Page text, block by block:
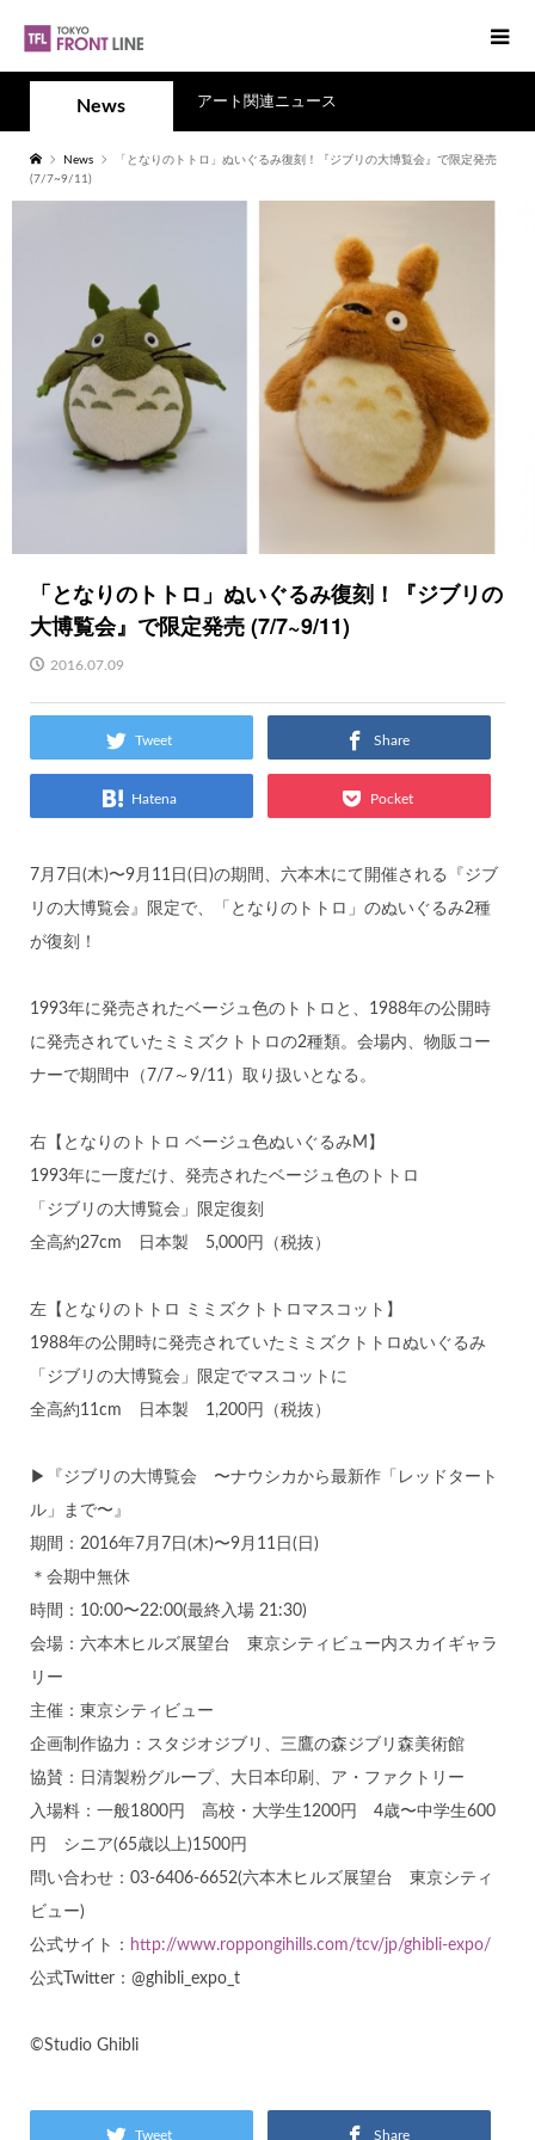
News アート関連ニュース
News
「となりのトトロ」ぬいぐるみ復刻！『ジブリの大博覧会』で限定発売
(7/7~9/11)
「となりのトトロ」ぬいぐるみ復刻！『ジブリの
大博覧会』で限定発売 (7/7~9/11)
2016.07.09
Tweet Share
Hatena Pocket
7月7日(木)〜9月11日(日)の期間、六本木にて開催される『ジブ
リの大博覧会』限定で、「となりのトトロ」のぬいぐるみ2種
が復刻！
1993年に発売されたベージュ色のトトロと、1988年の公開時
に発売されていたミミズクトトロの2種類。会場内、物販コー
ナーで期間中（7/7～9/11）取り扱いとなる。
右【となりのトトロ ベージュ色ぬいぐるみM】
1993年に一度だけ、発売されたベージュ色のトトロ
「ジブリの大博覧会」限定復刻
全高約27cm 日本製 5,000円（税抜）
左【となりのトトロ ミミズクトトロマスコット】
1988年の公開時に発売されていたミミズクトトロぬいぐるみ
「ジブリの大博覧会」限定でマスコットに
全高約11cm 日本製 1,200円（税抜）
▶『ジブリの大博覧会 〜ナウシカから最新作「レッドタート
ル」まで〜』
期間：2016年7月7日(木)〜9月11日(日)
＊会期中無休
時間：10:00〜22:00(最終入場 21:30)
会場：六本木ヒルズ展望台 東京シティビュー内スカイギャラ
リー
主催：東京シティビュー
企画制作協力：スタジオジブリ、三鷹の森ジブリ森美術館
協賛：日清製粉グループ、大日本印刷、ア・ファクトリー
入場料：一般1800円 高校・大学生1200円 4歳〜中学生600
円 シニア(65歳以上)1500円
問い合わせ：03-6406-6652(六本木ヒルズ展望台 東京シティ
ビュー)
公式サイト： http://www.roppongihills.com/tcv/jp/ghibli-expo/
公式Twitter：@ghibli_expo_t
©Studio Ghibli
Tweet Share